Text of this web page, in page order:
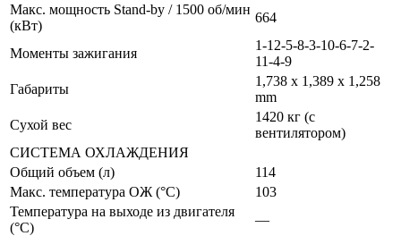
Макс. мощность Stand-by / 1500 об/мин
(кВт)
664
Моменты зажигания
1-12-5-8-3-10-6-7-2-
11-4-9
Габариты
1,738 x 1,389 x 1,258
mm
Сухой вес
1420 кг (с
вентилятором)
СИСТЕМА ОХЛАЖДЕНИЯ
Общий объем (л)
114
Макс. температура ОЖ (°C)
103
Температура на выходе из двигателя
(°C)
—